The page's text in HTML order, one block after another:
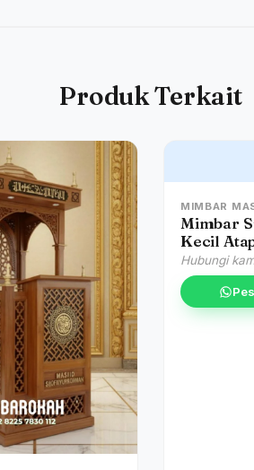
Produk Terkait
MIMBAR
Mimbar
Kecil
Jepara
Hubungi